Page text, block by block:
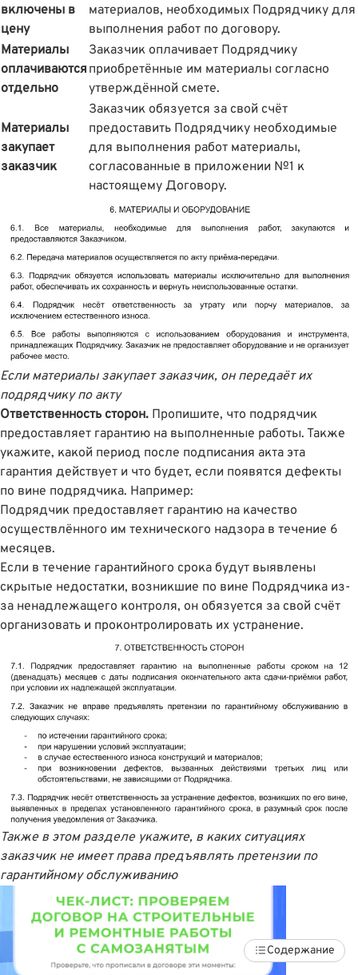
включены в
цену
материалов, необходимых Подрядчику для
выполнения работ по договору.
Материалы
оплачиваются
отдельно
Заказчик оплачивает Подрядчику
приобретённые им материалы согласно
утверждённой смете.
Материалы
закупает
заказчик
Заказчик обязуется за свой счёт
предоставить Подрядчику необходимые
для выполнения работ материалы,
согласованные в приложении №1 к
настоящему Договору.
Если материалы закупает заказчик, он передаёт их
подрядчику по акту
Ответственность сторон. Пропишите, что подрядчик
предоставляет гарантию на выполненные работы. Также
укажите, какой период после подписания акта эта
гарантия действует и что будет, если появятся дефекты
по вине подрядчика. Например:
Подрядчик предоставляет гарантию на качество
осуществлённого им технического надзора в течение 6
месяцев.
Если в течение гарантийного срока будут выявлены
скрытые недостатки, возникшие по вине Подрядчика из-
за ненадлежащего контроля, он обязуется за свой счёт
организовать и проконтролировать их устранение.
Также в этом разделе укажите, в каких ситуациях
заказчик не имеет права предъявлять претензии по
гарантийному обслуживанию
Содержание